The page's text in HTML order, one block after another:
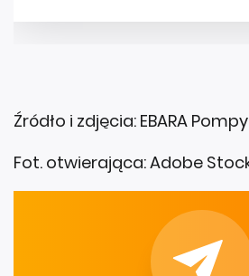
Źródło i zdjęcia: EBARA
Fot. otwierająca: Adobe